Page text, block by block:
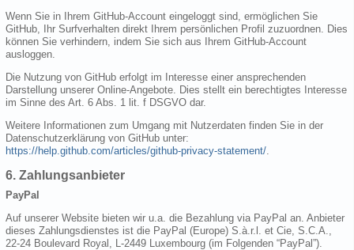
Wenn Sie in Ihrem GitHub-Account eingeloggt sind, ermöglichen Sie
GitHub, Ihr Surfverhalten direkt Ihrem persönlichen Profil zuzuordnen. Dies
können Sie verhindern, indem Sie sich aus Ihrem GitHub-Account
ausloggen.
Die Nutzung von GitHub erfolgt im Interesse einer ansprechenden
Darstellung unserer Online-Angebote. Dies stellt ein berechtigtes Interesse
im Sinne des Art. 6 Abs. 1 lit. f DSGVO dar.
Weitere Informationen zum Umgang mit Nutzerdaten finden Sie in der
Datenschutzerklärung von GitHub unter:
https://help.github.com/articles/github-privacy-statement/
6. Zahlungsanbieter
PayPal
Auf unserer Website bieten wir u.a. die Bezahlung via PayPal an. Anbieter
dieses Zahlungsdienstes ist die PayPal (Europe) S.à.r.l. et Cie, S.C.A.,
22-24 Boulevard Royal, L-2449 Luxembourg (im Folgenden “PayPal”).